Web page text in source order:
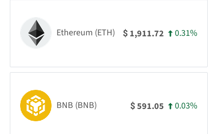
Ethereum (ETH) $ 1,911.72 0.31%
BNB (BNB) $591.05 0.03%